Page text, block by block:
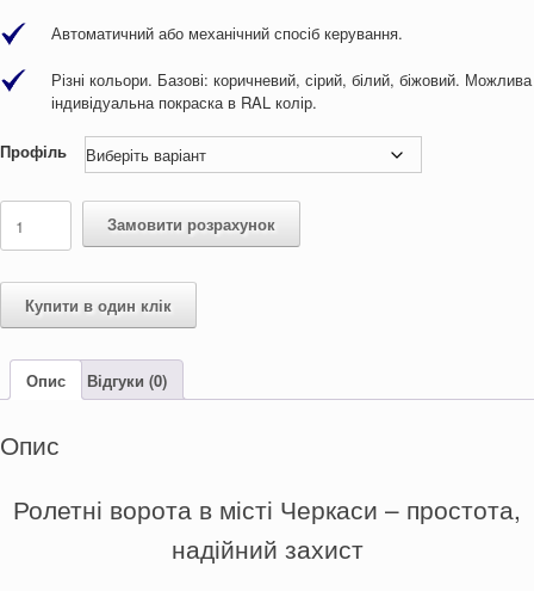
Автоматичний або механічний спосіб керування.
Різні кольори. Базові: коричневий, сірий, білий, біжовий. Можлива
індивідуальна покраска в RAL колір.
Профіль
Ворота
місті
Черкаси
"Roll-
Vorota"
Замовити розрахунок
Купити в один клік
Опис Відгуки (0)
Опис
Ролетні ворота в місті Черкаси – простота,
надійний захист